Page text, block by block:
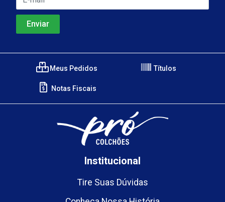
Meus Pedidos Títulos
Notas Fiscais
Institucional
Tire Suas Dúvidas